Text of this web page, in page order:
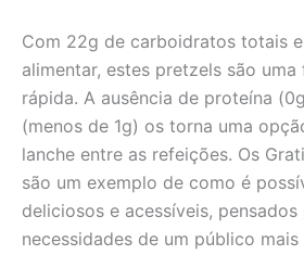
Com 22g de carboidratos totais
alimentar, estes pretzels são
rápida. A ausência de proteína
(menos de 1g) os torna uma
lanche entre as refeições. Os
são um exemplo de como é
deliciosos e acessíveis,
necessidades de um público